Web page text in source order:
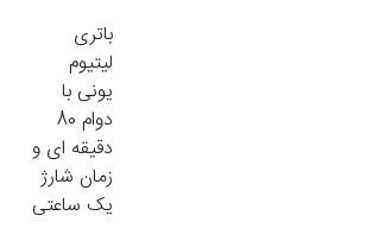
باتری
لیتیوم
یونی با
دوام 80
دقیقه ای و
زمان شارژ
یک ساعتی